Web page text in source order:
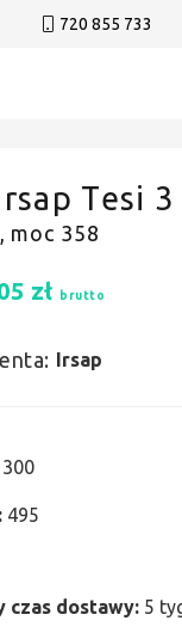
720 855 733
Tesi 3
moc 358
zł brutto
Irsap
300
495
czas dostawy: 5